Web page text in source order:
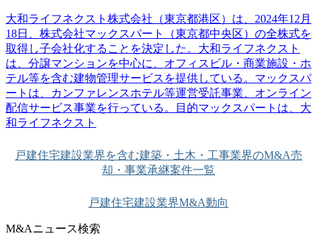
大和ライフネクスト株式会社（東京都港区）は、2024年12月
18日、株式会社マックスパート（東京都中央区）の全株式を
取得し子会社化することを決定した。大和ライフネクスト
は、分譲マンションを中心に、オフィスビル・商業施設・ホ
テル等を含む建物管理サービスを提供している。マックスパ
ートは、カンファレンスホテル等運営受託事業、オンライン
配信サービス事業を行っている。目的マックスパートは、大
和ライフネクスト
戸建住宅建設業界を含む建築・土木・工事業界のM&A売
却・事業承継案件一覧
戸建住宅建設業界M&A動向
M&Aニュース検索